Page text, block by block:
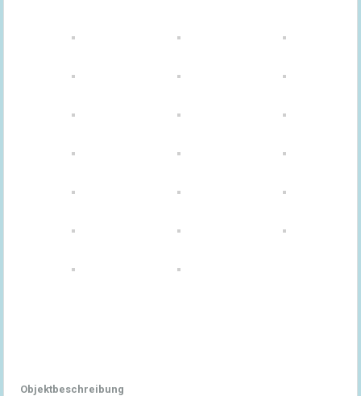
Objektbeschreibung